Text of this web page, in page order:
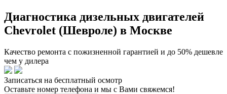
Диагностика дизельных двигателей
Chevrolet (Шевроле) в Москве
Качество ремонта с пожизненной гарантией и до 50% дешевле
чем у дилера
Записаться на бесплатный осмотр
Оставьте номер телефона и мы с Вами свяжемся!